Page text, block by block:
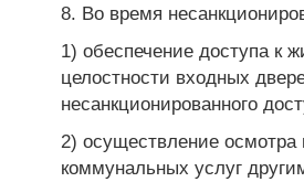
8. Во время
1) обеспечение доступа к
целостности входных
несанкционированного
2) осуществление
коммунальных услуг